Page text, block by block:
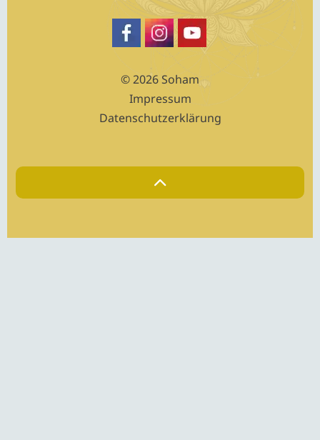
© 2026 Soham
Impressum
Datenschutzerklärung